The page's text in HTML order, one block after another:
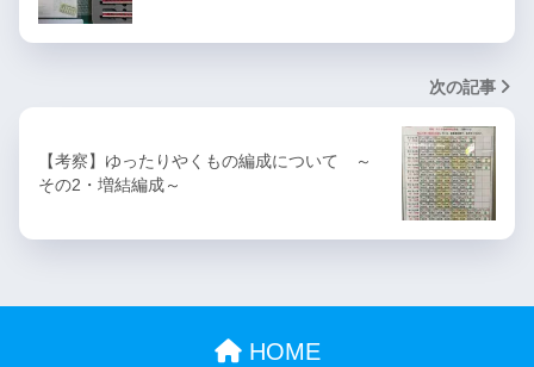
次の記事
【考察】ゆったりやくもの編成について ～
その2・増結編成～
HOME